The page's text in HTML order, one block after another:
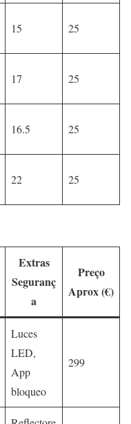
15 25
17 25
16.5 25
22 25
Extras
Seguranç
a
Preço
Aprox (€)
Luces
LED,
App
bloqueo
299